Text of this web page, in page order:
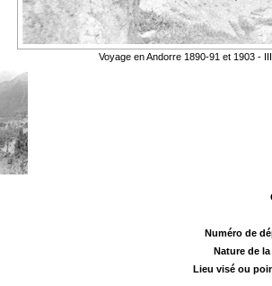
Voyage en Andorre 1890-91 et 1903 -
Numéro de
Nature de
Lieu visé ou